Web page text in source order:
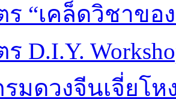
“เคล็ดวิชาขอ
D.I.Y.
มดวงจีนเจี่ยโห